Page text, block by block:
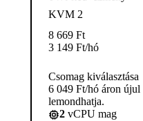
KVM 2
8 669 Ft
3 149 Ft/hó
Csomag kiválasztása
6 049 Ft/hó áron
lemondhatja.
2 vCPU mag